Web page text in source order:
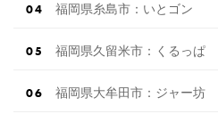
福岡県糸島市：いとゴン
福岡県久留米市：くるっぱ
福岡県大牟田市：ジャー坊